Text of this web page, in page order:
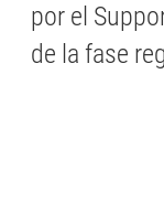
por el
de la fase